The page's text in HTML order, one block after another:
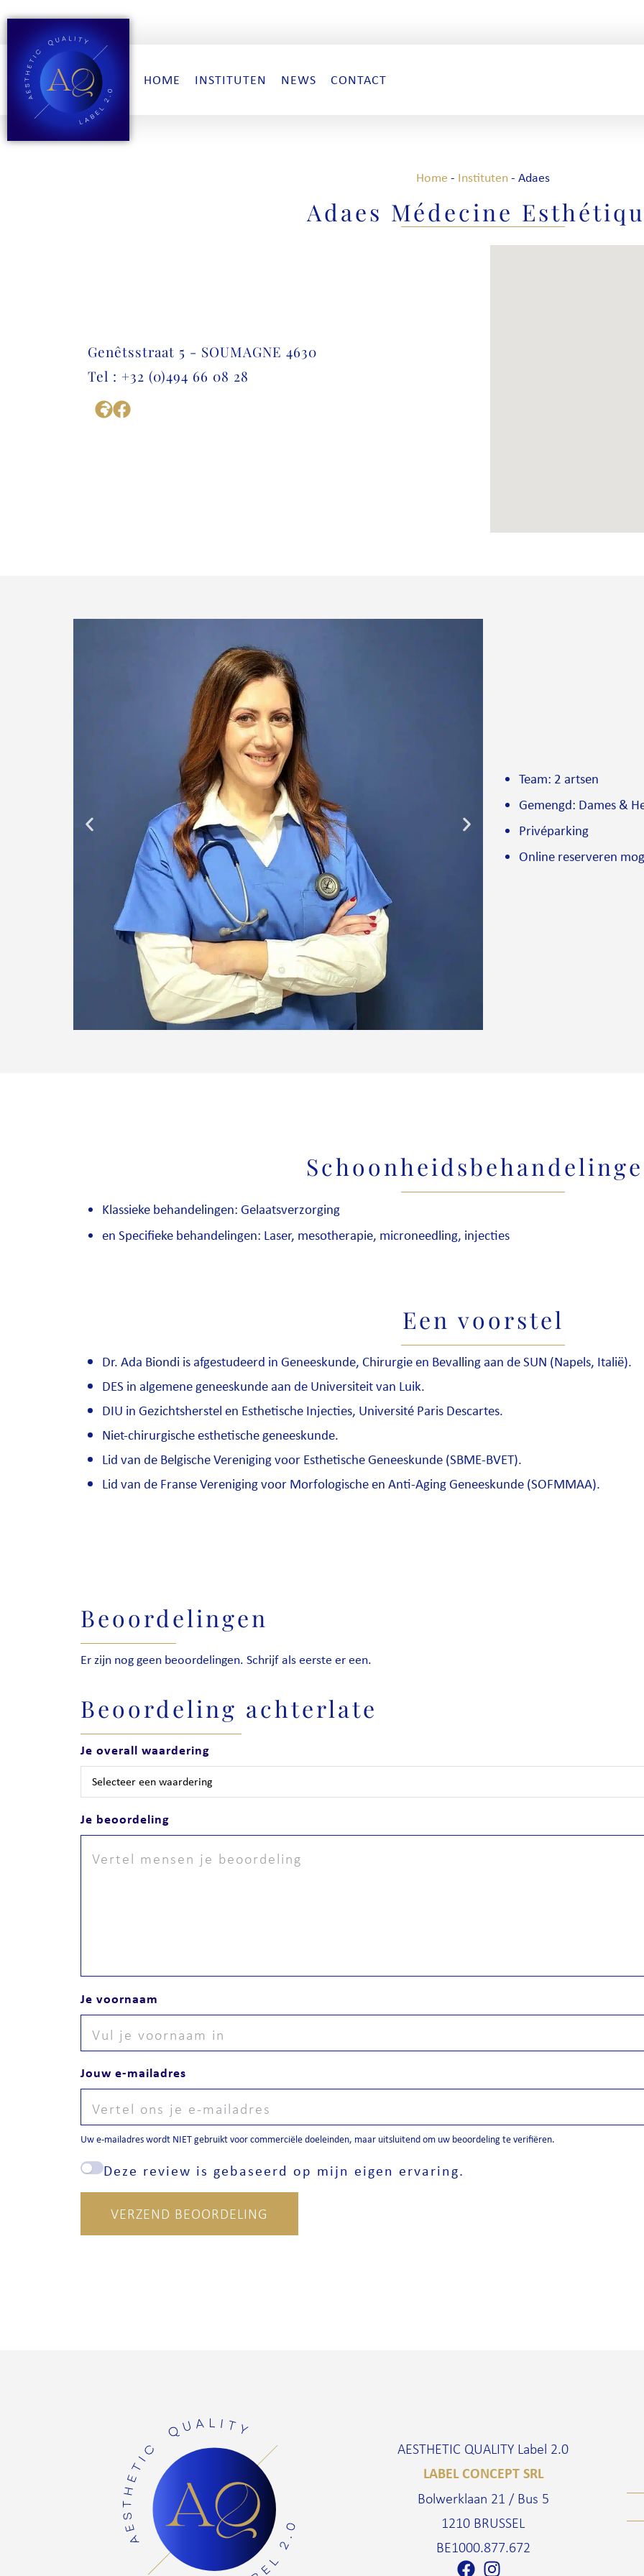
HOME INSTITUTEN NEWS CONTACT
Home - Instituten- Adaes
Adaes Médecine
Genêtsstraat 5 - SOUMAGNE 4630
Tel : +32 (0)494 66 08 28
Team: 2 artsen
Gemengd: Dames &
Privéparking
Online reserveren
Klassieke behandelingen: Gelaatsverzorging
en Specifieke behandelingen: Laser, mesotherapie, microneedling, injecties
Een voorstel
Dr. Ada Biondi is afgestudeerd in Geneeskunde, Chirurgie en Bevalling aan de SUN (Napels, Italië).
DES in algemene geneeskunde aan de Universiteit van Luik.
DIU in Gezichtsherstel en Esthetische Injecties, Université Paris Descartes.
Niet-chirurgische esthetische geneeskunde.
Lid van de Belgische Vereniging voor Esthetische Geneeskunde (SBME-BVET).
Lid van de Franse Vereniging voor Morfologische en Anti-Aging Geneeskunde (SOFMMAA).
Beoordelingen
Er zijn nog geen beoordelingen. Schrijf als eerste er een.
Beoordeling achterlate
Je overall waardering
Je beoordeling
Je voornaam
Jouw e-mailadres
Uw e-mailadres wordt NIET gebruikt voor commerciële doeleinden, maar uitsluitend om uw beoordeling te verifiëren.
Deze review is gebaseerd op mijn eigen ervaring.
VERZEND BEOORDELING
AESTHETIC QUALITY Label 2.0
LABEL CONCEPT SRL
Bolwerklaan 21 / Bus 5
1210 BRUSSEL
BE1000.877.672